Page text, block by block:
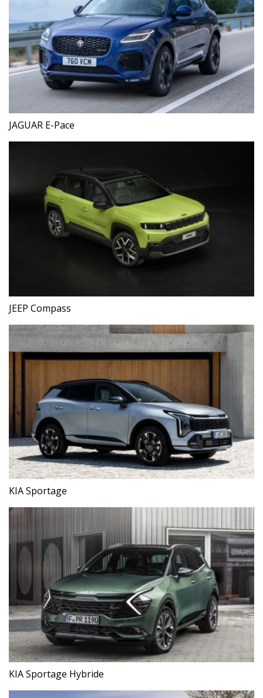
JAGUAR E-Pace
JEEP Compass
KIA Sportage
KIA Sportage Hybride